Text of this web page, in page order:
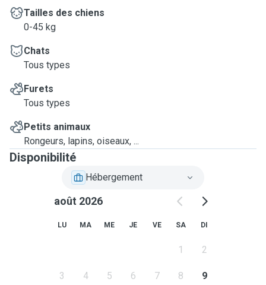
Tailles des chiens
0-45 kg
Chats
Tous types
Furets
Tous types
Petits animaux
Rongeurs, lapins, oiseaux, ...
Disponibilité
Hébergement
août 2026
LU MA ME JE VE SA DI
1 2
3 4 5 6 7 8 9